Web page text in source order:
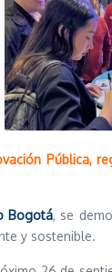
Pública,
Bogotá, se
y sostenible.